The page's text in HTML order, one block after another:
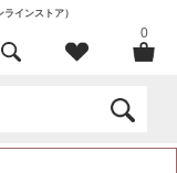
インストア）
0